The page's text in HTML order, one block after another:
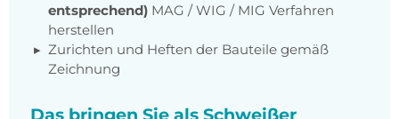
entsprechend) MAG / WIG / MIG Verfahren
herstellen
Zurichten und Heften der Bauteile gemäß
Zeichnung